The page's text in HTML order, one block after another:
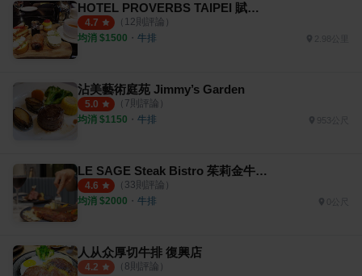
HOTEL PROVERBS TAIPEI 賦樂旅居
4.7 （ 12則評論）
均消 $1500 ・ 牛排
沾美藝術庭苑 Jimmy’s Garden
5.0 （ 7則評論）
均消 $1150 ・ 牛排 953公尺
LE SAGE Steak Bistro 茱莉金牛排餐酒館
4.6 （ 33則評論）
均消 $2000 ・ 牛排
人从众厚切牛排 復興店
4.2 （ 8則評論）